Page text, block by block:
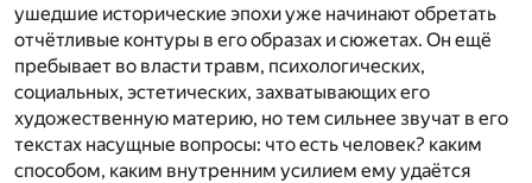
ушедшие исторические эпохи уже начинают обретать
отчётливые контуры в его образах и сюжетах. Он ещё
пребывает во власти травм, психологических,
социальных, эстетических, захватывающих его
художественную материю, но тем сильнее звучат в его
текстах насущные вопросы: что есть человек? каким
способом, каким внутренним усилием ему удаётся